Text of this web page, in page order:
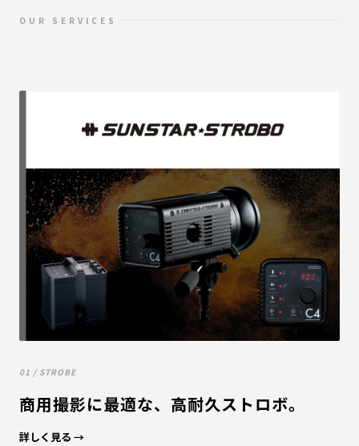
OUR SERVICES
01 / STROBE
商用撮影に最適な、高耐久ストロボ。
詳しく見る →